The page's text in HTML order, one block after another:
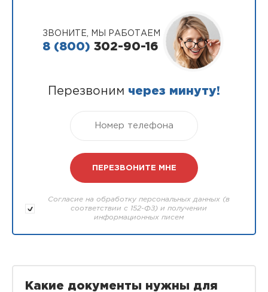
ЗВОНИТЕ, МЫ РАБОТАЕМ
8 (800) 302-90-16
Перезвоним через минуту!
Согласие на обработку персональных данных (в
соответствии с 152-ФЗ) и получении
информационных писем
Какие документы нужны для